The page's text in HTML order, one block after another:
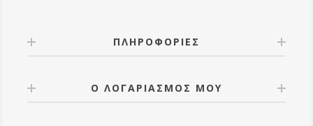
ΠΛΗΡΟΦΟΡΊΕΣ
Ο ΛΟΓΑΡΙΑΣΜΌΣ ΜΟΥ